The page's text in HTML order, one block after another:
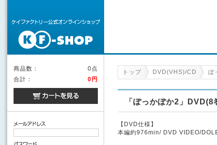
商品数：
0点
合計：
0円
トップ DVD(VHS)/CD ぽ
「ぽっかぽか2」DVD(8
【DVD仕様】
本編約976min/ DVD VIDEO/